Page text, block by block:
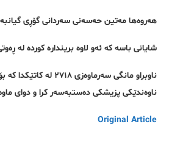
هەروەها مەتین حەسەنی سەردانی گۆڕی
شایانی باسە کە ئەو لاوە بریندارە کوردە لە ڕەوتی ڕاپەڕینی خوێناویی خەزەڵوەری ٢٧١٨، بە
ناوبراو مانگی
ناوەندێکی پزیشکی دەستبەسەر کرا و دوای
Original Article